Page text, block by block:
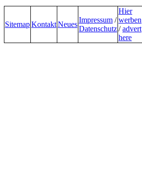
SitemapKontaktNeues
Impressum /
Datenschutz
Hier
werben
/advert
here